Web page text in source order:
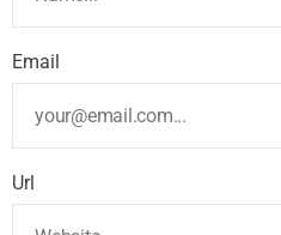
Email
Url